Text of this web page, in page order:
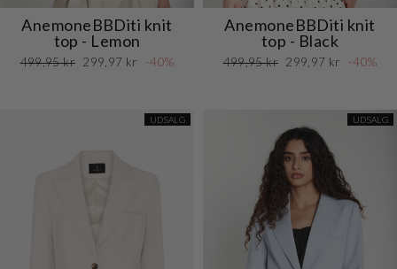
AnemoneBBDiti knit
top - Lemon
Normalpris
499,95 kr Udsalgspris
299,97 kr -40%
AnemoneBBDiti knit
top - Black
Normalpris
499,95 kr Udsalgspris
299,97 kr -40%
UDSALG UDSALG